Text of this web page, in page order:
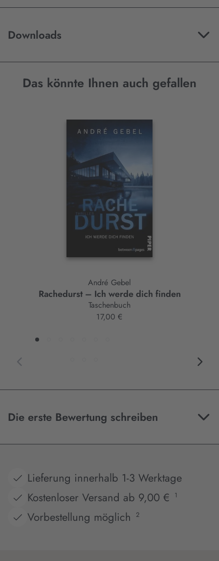
Downloads
Das könnte Ihnen auch gefallen
Interaktives
André Gebel
Rachedurst – Ich werde dich finden
Taschenbuch
17,00 €
Die erste Bewertung schreiben
Lieferung innerhalb 1-3 Werktage
Kostenloser Versand ab 9,00 €
1
Vorbestellung möglich 2